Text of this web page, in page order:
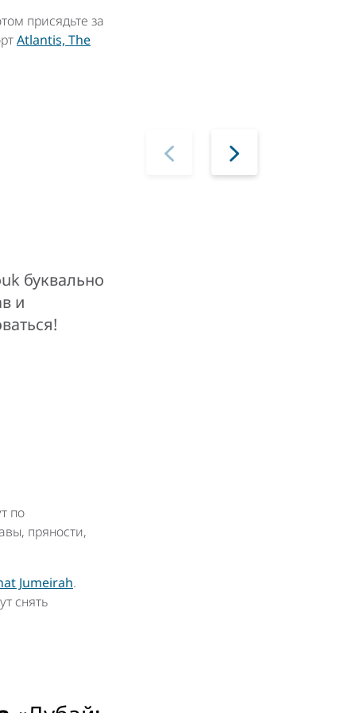
присядьте за
Atlantis, The
буквально
и
по
пряности,
Jumeirah.
снять